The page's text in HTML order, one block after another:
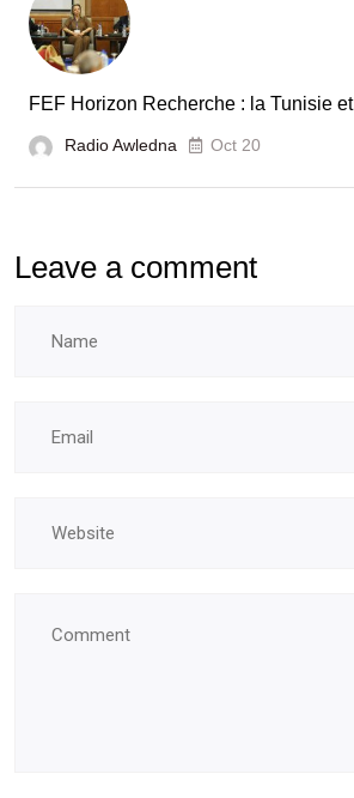
FEF Horizon Recherche : la Tunisie et
Radio Awledna Oct 20
Leave a comment